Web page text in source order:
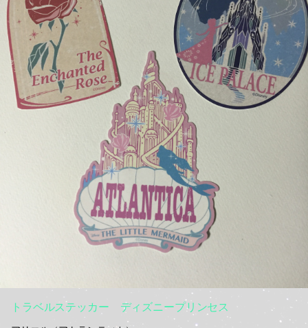
トラベルステッカー ディズニープリンセス